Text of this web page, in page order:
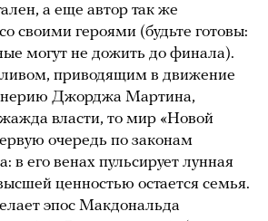
а еще автор так же
своими героями (будьте готовы:
могут не дожить до финала).
приводящим в движение
Джорджа Мартина,
власти, то мир «Новой
очередь по законам
в его венах пульсирует лунная
ценностью остается семья.
эпос Макдональда